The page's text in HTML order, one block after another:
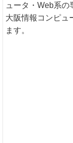
ュータ・Web系の
大阪情報コンピュ
ます。